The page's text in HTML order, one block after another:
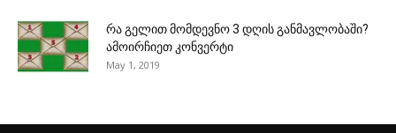
რა გელით მომდევნო 3 დღის განმავლობაში?
ამოირჩიეთ კონვერტი
May 1, 2019